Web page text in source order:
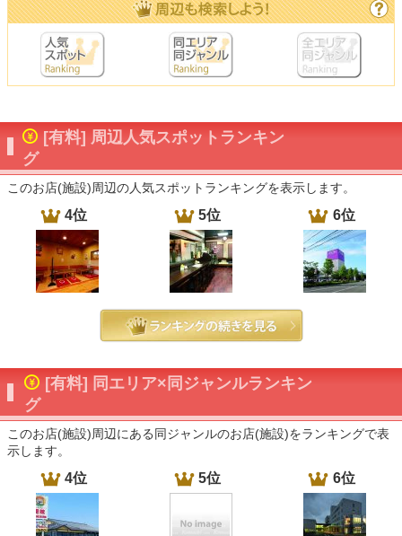
[有料] 周辺人気スポットランキン
グ
このお店(施設)周辺の人気スポットランキングを表示します。
4位 5位 6位
[有料] 同エリア×同ジャンルランキン
グ
このお店(施設)周辺にある同ジャンルのお店(施設)をランキングで表
示します。
4位 5位 6位